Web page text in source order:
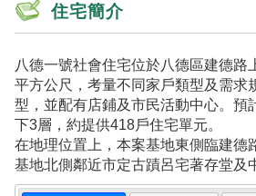
住宅簡介
八德一號社會住宅位於八德區建德路
平方公尺，考量不同家戶類型及需求
型，並配有店鋪及市民活動中心。預
下3層，約提供418戶住宅單元。
在地理位置上，本案基地東側臨建德
基地北側鄰近市定古蹟呂宅著存堂及